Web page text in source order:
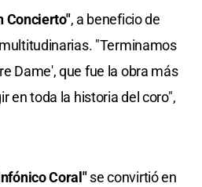
Concierto", a beneficio de
"Terminamos
Dame', que fue la obra más
en toda la historia del coro",
Coral"se convirtió en